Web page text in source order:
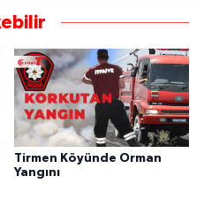
Tirmen Köyünde Orman
Yangını